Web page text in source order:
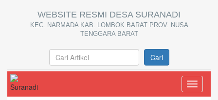
WEBSITE RESMI DESA SURANADI
KEC. NARMADA KAB. LOMBOK BARAT PROV. NUSA
TENGGARA BARAT
Cari
Toggle